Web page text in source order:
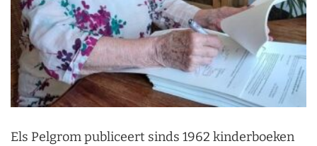
Els Pelgrom publiceert sinds 1962 kinderboeken